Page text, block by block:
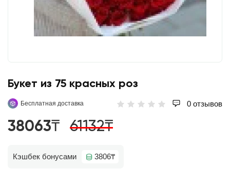
Букет из 75 красных роз
Бесплатная доставка 0 отзывов
38063₸ 61132₸
Кэшбек бонусами 3806₸